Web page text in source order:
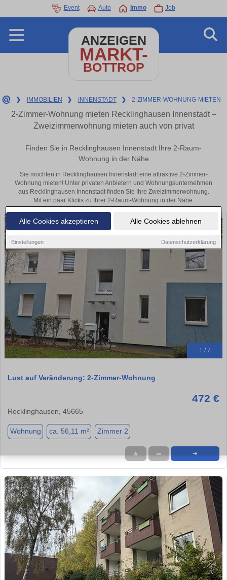
Alle Cookies akzeptieren Alle Cookies ablehnen
Einstellungen Datenschutzerklärung
Event Auto Immo Job
ANZEIGEN
MARKT-
BOTTROP
❯ IMMOBILIEN ❯ INNENSTADT ❯ 2-ZIMMER-WOHNUNG-MIETEN
2-Zimmer-Wohnung mieten Recklinghausen Innenstadt –
Zweizimmerwohnung mieten auch von privat
Finden Sie in Recklinghausen Innenstadt Ihre 2-Raum-
Wohnung in der Nähe
Sie möchten in Recklinghausen Innenstadt eine attraktive 2-Zimmer-
Wohnung mieten! Unter privaten Anbietern und Wohnungsunternehmen
aus Recklinghausen Innenstadt finden Sie Ihre Zweizimmerwohnung.
Mit ein paar Klicks zu Ihrer 2-Raum-Wohnung in der Nähe.
1 / 7
Lust auf Veränderung: 2-Zimmer-Wohnung
472 €
Recklinghausen, 45665
Wohnung ca. 56,11 m² Zimmer 2
★ ➦ ➜